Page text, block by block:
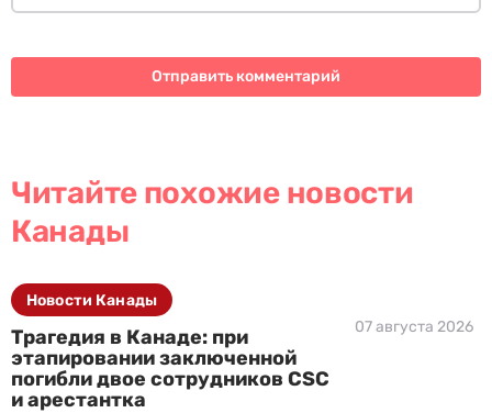
Читайте похожие новости
Канады
Трагедия в Канаде: при
этапировании заключенной
погибли двое сотрудников CSC
и арестантка
07 августа 2026
Новости Канады